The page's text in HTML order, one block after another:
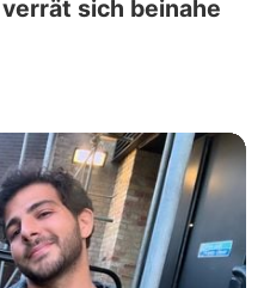
sich beinahe